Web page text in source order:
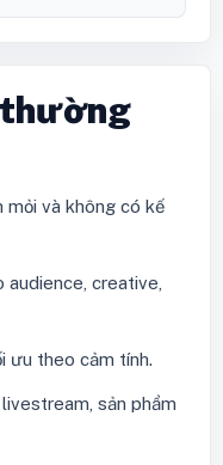
thường
mỏi và không có kế
creative,
ưu theo cảm tính.
sản phẩm